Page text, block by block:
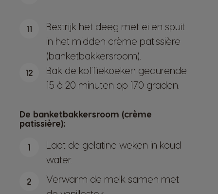
11
Bestrijk het deeg met ei en spuit
in het midden crème patissière
(banketbakkersroom).
12
Bak de koffiekoeken gedurende
15 à 20 minuten op 170 graden.
De banketbakkersroom (crème
patissière):
1
Laat de gelatine weken in koud
water.
2
Verwarm de melk samen met